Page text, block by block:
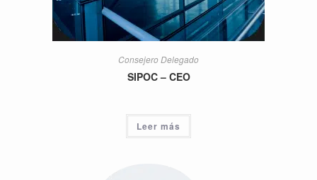
Consejero Delegado
SIPOC – CEO
Leer más